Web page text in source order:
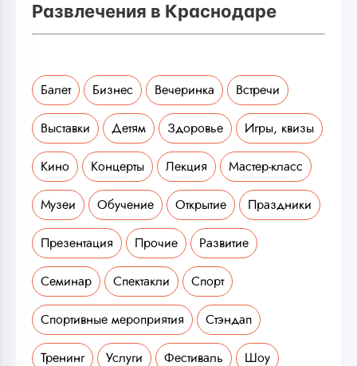
Развлечения в Краснодаре
Балет Бизнес Вечеринка Встречи
Выставки Детям Здоровье Игры, квизы
Кино Концерты Лекция Мастер-класс
Музеи Обучение Открытие Праздники
Презентация Прочие Развитие
Семинар Спектакли Спорт
Спортивные мероприятия Стэндап
Тренинг Услуги Фестиваль Шоу